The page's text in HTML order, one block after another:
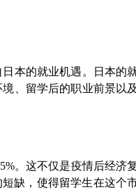
本的就业机遇。日本的
、留学后的职业前景以
。这不仅是疫情后经济
缺，使得留学生在这个